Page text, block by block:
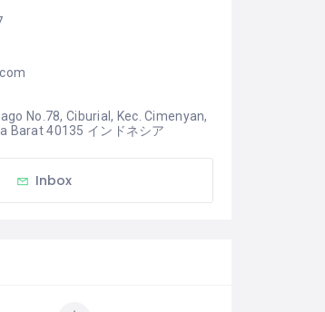
No.78, Ciburial, Kec. Cimenyan,
Barat 40135 インドネシア
Inbox